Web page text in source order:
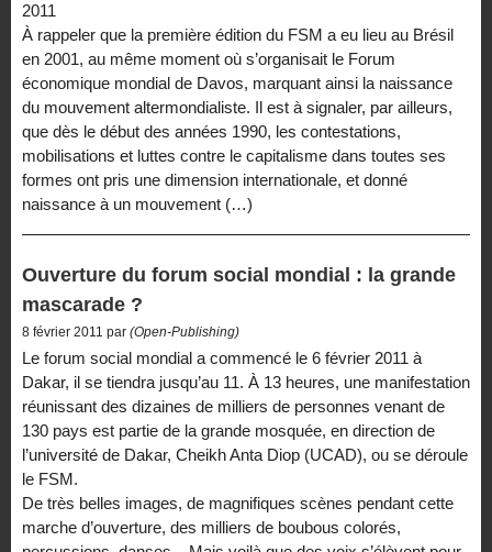
2011
À rappeler que la première édition du FSM a eu lieu au Brésil
en 2001, au même moment où s’organisait le Forum
économique mondial de Davos, marquant ainsi la naissance
du mouvement altermondialiste. Il est à signaler, par ailleurs,
que dès le début des années 1990, les contestations,
mobilisations et luttes contre le capitalisme dans toutes ses
formes ont pris une dimension internationale, et donné
naissance à un mouvement (…)
Ouverture du forum social mondial : la grande
mascarade ?
8 février 2011 par (Open-Publishing)
Le forum social mondial a commencé le 6 février 2011 à
Dakar, il se tiendra jusqu’au 11. À 13 heures, une manifestation
réunissant des dizaines de milliers de personnes venant de
130 pays est partie de la grande mosquée, en direction de
l’université de Dakar, Cheikh Anta Diop (UCAD), ou se déroule
le FSM.
De très belles images, de magnifiques scènes pendant cette
marche d’ouverture, des milliers de boubous colorés,